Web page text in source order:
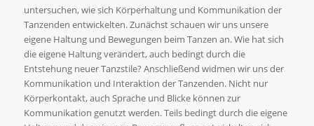
untersuchen, wie sich Körperhaltung und Kommunikation der
Tanzenden entwickelten. Zunächst schauen wir uns unsere
eigene Haltung und Bewegungen beim Tanzen an. Wie hat sich
die eigene Haltung verändert, auch bedingt durch die
Entstehung neuer Tanzstile? Anschließend widmen wir uns der
Kommunikation und Interaktion der Tanzenden. Nicht nur
Körperkontakt, auch Sprache und Blicke können zur
Kommunikation genutzt werden. Teils bedingt durch die eigene